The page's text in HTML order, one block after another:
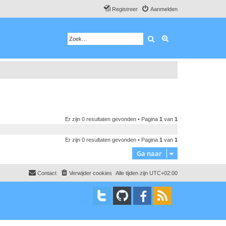
Aanmelden
Registreer
Zoek
Er zijn 0 resultaten gevonden • Pagina 1 van 1
Er zijn 0 resultaten gevonden • Pagina 1 van 1
Ga naar
Alle tijden zijn UTC+02:00
Verwijder cookies
Contact